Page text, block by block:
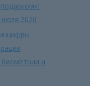
2026
и